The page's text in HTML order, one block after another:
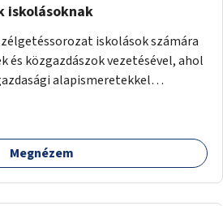
iskolásoknak
iskolások számára
és közgazdászok vezetésével, ahol
alapismeretekkel
intézményben vagy külső
A szervezést az
Megnézem